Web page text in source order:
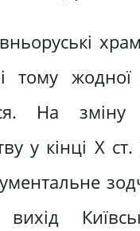
тому
На зміну
у кінці X
вихід